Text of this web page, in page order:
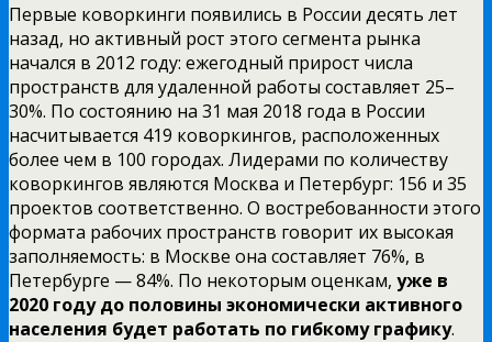
Первые коворкинги появились в России десять лет
назад, но активный рост этого сегмента рынка
начался в 2012 году: ежегодный прирост числа
пространств для удаленной работы составляет 25–
30%. По состоянию на 31 мая 2018 года в России
насчитывается 419 коворкингов, расположенных
более чем в 100 городах. Лидерами по количеству
коворкингов являются Москва и Петербург: 156 и 35
проектов соответственно. О востребованности этого
формата рабочих пространств говорит их высокая
заполняемость: в Москве она составляет 76%, в
Петербурге — 84%. По некоторым оценкам, уже в
2020 году до половины экономически активного
населения будет работать по гибкому графику.